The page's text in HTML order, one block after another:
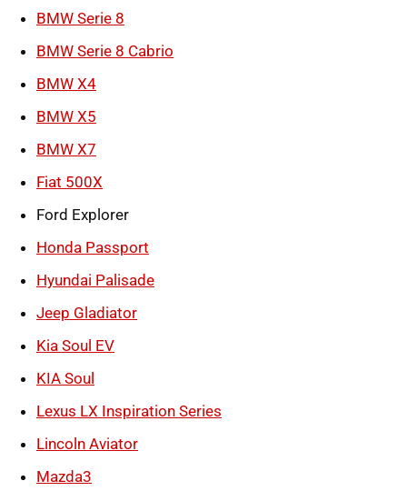
BMW Serie 8
BMW Serie 8 Cabrio
BMW X4
BMW X5
BMW X7
Fiat 500X
Ford Explorer
Honda Passport
Hyundai Palisade
Jeep Gladiator
Kia Soul EV
KIA Soul
Lexus LX Inspiration Series
Lincoln Aviator
Mazda3